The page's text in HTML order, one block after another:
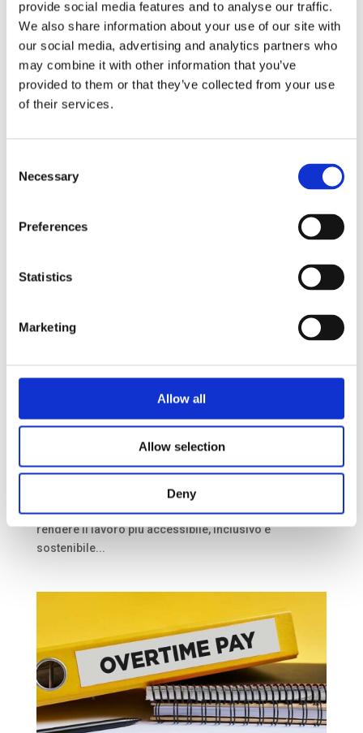
provide social media features and to analyse our traffic.
We also share information about your use of our site with
our social media, advertising and analytics partners who
may combine it with other information that you’ve
provided to them or that they’ve collected from your use
of their services.
Selection
Necessary
Preferences
Statistics
Marketing
Allow all
Allow selection
Deny
Periodo prova CCNL Somministrazione
daRedazione| Dic 3, 2025| Blog
L’art. 33 CCNL somministrazione prevede il seguente
periodo di prova:Lavoratori con contratto a tempo
determinato: 1 giorno per ogni 15 giorni di calendario
HACKATHON IA E NEURODIVERGENZA:
potenziare l’efficacia sul lavoro con
l’Intelligenza Artificiale
daRedazione|Set 19, 2025|Blog
Sabato 25 e domenica 26 ottobre 2025 l’Università
degli Studi Link di Roma ospiterà un evento unico nel
panorama italiano: il primo Hackathon interamente
dedicato all’impiego dell’Intelligenza Artificiale per
rendere il lavoro più accessibile, inclusivo e
sostenibile...